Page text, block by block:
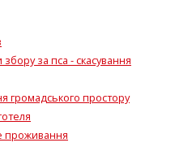
за пса - скасування
громадського простору
проживання